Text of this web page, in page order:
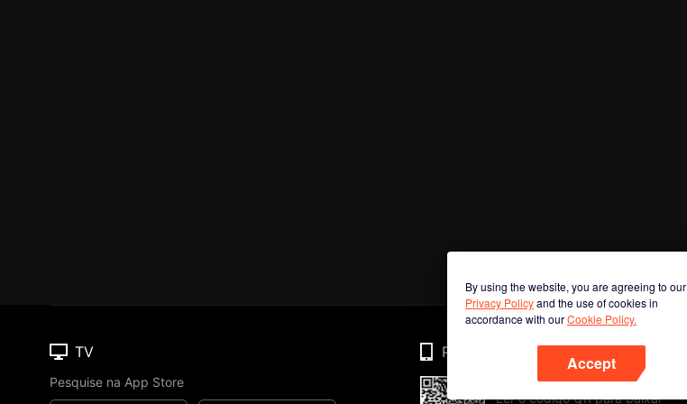
By using the website, you are agreeing to our
Privacy Policyand the use of cookies in
accordance with ourCookie Policy.
Accept
TV
Pesquise na App Store
Phone
Ler o código QR para baixar